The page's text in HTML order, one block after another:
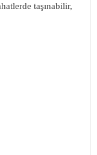
taşınabilir,